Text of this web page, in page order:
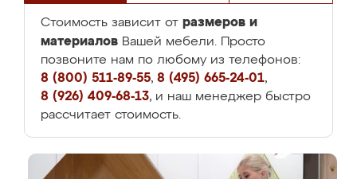
Стоимость зависит от размеров и
материалов Вашей мебели. Просто
позвоните нам по любому из телефонов:
8 (800) 511-89-55, 8 (495) 665-24-01,
8 (926) 409-68-13, и наш менеджер быстро
рассчитает стоимость.